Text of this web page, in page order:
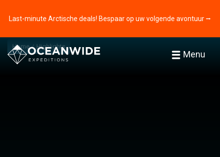
Last-minute Arctische deals! Bespaar op uw volgende avontuur ⭢
Menu
Home Highlights